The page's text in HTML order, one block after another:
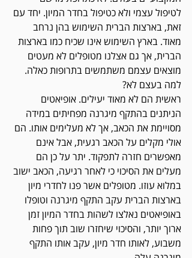
לטיפול עצמי ולא כטיפול בחדר המיון. יחד עם
זאת, בארצות הברית השימוש בהן נרחב
מאוד. בארץ השימוש אינו שכיח כמו בארצות
הברית, אך גם אצלנו מטופלים לא מעטים
מוצאים עצמם משתמשים בתרופות כאלה.
למה בעצם לא?
ראשית הם לא מאוד יעילים. אופיאטים
הניתנים בהתקף מיגרנה מפחיתים במידה
מסויימת את הכאב, אך לא מעלימים אותו. הם
אולי מקלים על הכאב רגעית, אבל אינם
מאפשרים חזרה לתפקוד. יתר על כן הם
מעלים את הסיכוי כי לאחר רגיעה, הכאב ישוב
במלוא עוזו. מטופלים אשר פנו לחדרי מיון
בארצות הברית עקב התקף מיגרנה וטופלו
באופיאטים נאלצו לשהות בחדר המיון זמן
ארוך יותר, והסיכוי שיחזרו שוב תוך פחות
משבוע, לאותו חדר מיון, עקב אותו התקף